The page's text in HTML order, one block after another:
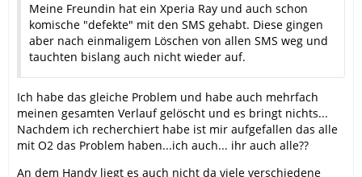
Meine Freundin hat ein Xperia Ray und auch schon
komische "defekte" mit den SMS gehabt. Diese gingen
aber nach einmaligem Löschen von allen SMS weg und
tauchten bislang auch nicht wieder auf.
Ich habe das gleiche Problem und habe auch mehrfach
meinen gesamten Verlauf gelöscht und es bringt nichts...
Nachdem ich recherchiert habe ist mir aufgefallen das alle
mit O2 das Problem haben...ich auch... ihr auch alle??
An dem Handy liegt es auch nicht da viele verschiedene